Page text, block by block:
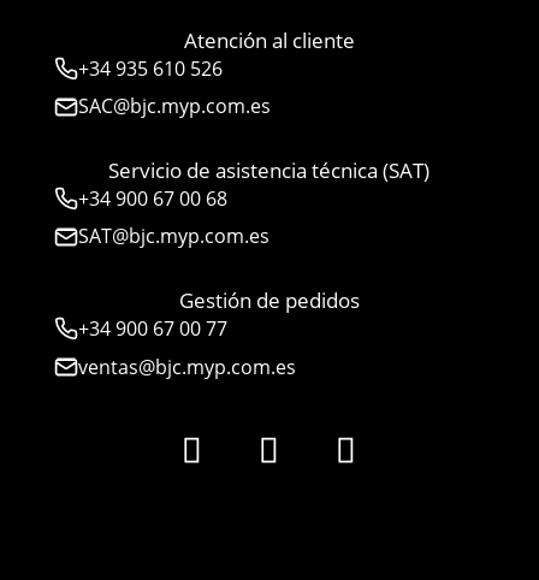
Atención al cliente
+34935 610 526
SAC@bjc.myp.com.es
Servicio de asistencia técnica (SAT)
+34900 67 00 68
SAT@bjc.myp.com.es
Gestión de pedidos
+34 900 67 00 77
ventas@bjc.myp.com.es